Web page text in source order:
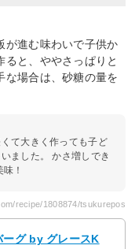
が進む味わいで子供か
ると、ややさっぱりと
な場合は、砂糖の量を
て大きく作っても子ど
ました。 かさ増しでき
！
recipe/1808874/tsukurepos
ーグ by グレースK